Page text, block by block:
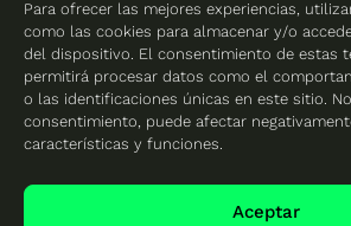
Para ofrecer las mejores experiencias,
como las cookies para almacenar y/o
del dispositivo. El consentimiento de estas
permitirá procesar datos como el
o las identificaciones únicas en este sitio.
consentimiento, puede afectar
características y funciones.
Aceptar
Placas solares en
Valencia